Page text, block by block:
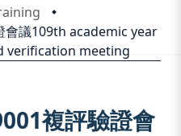
會議109th academic year
verification meeting
複評驗證會